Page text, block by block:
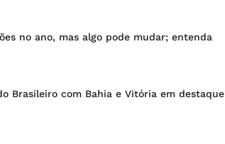
no ano, mas algo pode mudar; entenda
Brasileiro com Bahia e Vitória em destaque